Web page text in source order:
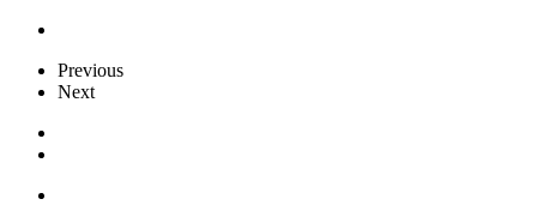
Previous
Next